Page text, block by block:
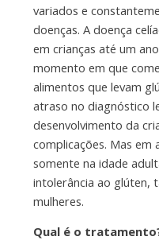
variados e
doenças. A doença
em crianças até um
momento em que
alimentos que levam
atraso no diagnóstico
desenvolvimento da
complicações. Mas em
somente na idade
intolerância ao glúten,
mulheres.
Qual é o